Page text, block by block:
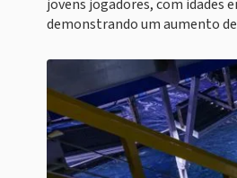
jovens jogadores, com idades
demonstrando um aumento de